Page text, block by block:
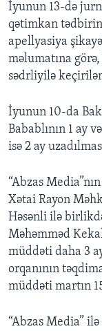
İyunun 13-də
qətimkan
apellyasiya
məlumatına
sədrliyilə
İyunun 10-da
Babablının 1 ay
isə 2 ay
“Abzas
Xətai Rayon
Həsənli ilə
Məhəmməd
müddəti daha 3
orqanının
müddəti martın
“Abzas Media”